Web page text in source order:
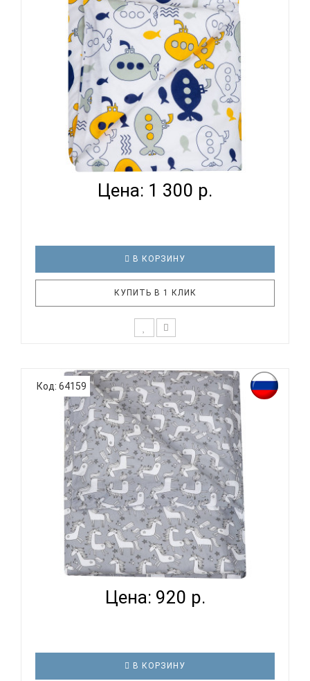
веселый рисунок, высокая устойчивость к частым
стиркам – очень важные параметр..
ВОМБАТИК CLASSIC COLLECTION ПОДВОДНАЯ
ЛОДКА - ПОДО...
Цена: 1 300 р.
В КОРЗИНУ
КУПИТЬ В 1 КЛИК
родитель подходит очень основательно. Ведь
ребенок большую часть времени проводит в
кровати. И натуральность тканей, нежный и
веселый рисунок, высокая устойчивость к частым
стиркам – очень важные параметр..
Код: 64159
ВОМБАТИК CLASSIC COLLECTION ЕДИНОРОЖКИ -
ПОДОДЕЯЛЬ...
Цена: 920 р.
В КОРЗИНУ